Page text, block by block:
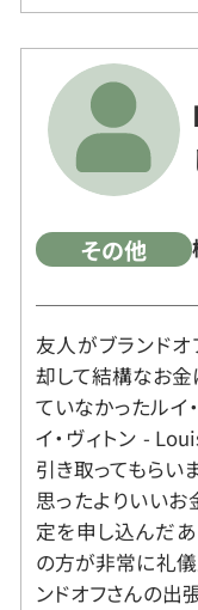
その他
友人がブランド
却して結構なお金
ていなかったルイ
イ・ヴィトン -
引き取ってもらい
思ったよりいいお
定を申し込んだ
の方が非常に礼儀
ンドオフさんの出